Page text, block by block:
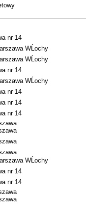
nr 14
WĹochy
WĹochy
nr 14
WĹochy
nr 14
nr 14
nr 14
WĹochy
nr 14
nr 14